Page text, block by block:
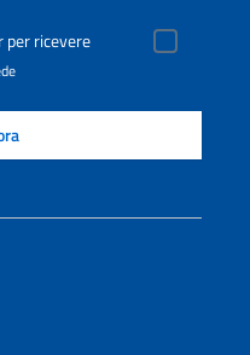
per ricevere